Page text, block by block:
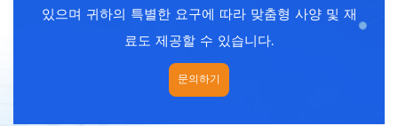
있으며 귀하의 특별한 요구에 따라 맞춤형 사양 및 재
료도 제공할 수 있습니다.
문의하기